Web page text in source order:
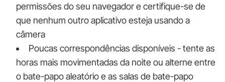
permissões do seu navegador e certifique-se de
que nenhum outro aplicativo esteja usando a
câmera
Poucas correspondências disponíveis - tente as
horas mais movimentadas da noite ou alterne entre
o bate-papo aleatório e as salas de bate-papo